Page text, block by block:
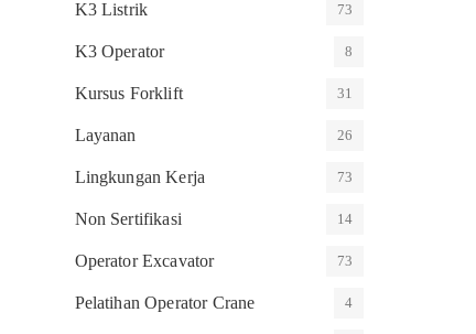
K3 Listrik 73
K3 Operator 8
Kursus Forklift 31
Layanan 26
Lingkungan Kerja 73
Non Sertifikasi 14
Operator Excavator 73
Pelatihan Operator Crane 4